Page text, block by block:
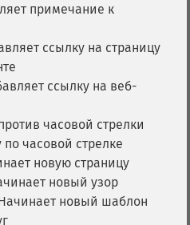
примечание к
ссылку на страницу
ссылку на веб-
часовой стрелки
по часовой стрелке
новую страницу
новый узор
новый шаблон